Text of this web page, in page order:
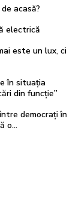
acasă?
electrică
este un lux, ci
în situația
din funcție”
democrați în
o…